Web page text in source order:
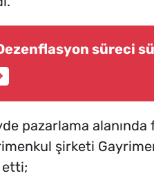
süreci
pazarlama alanında
şirketi
etti;